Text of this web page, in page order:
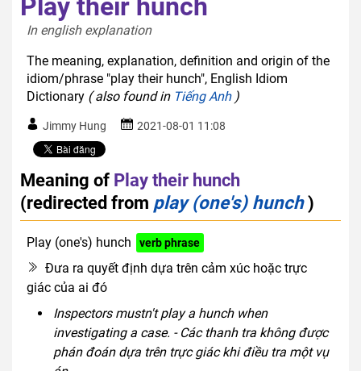
In english explanation
The meaning, explanation, definition and origin of the
idiom/phrase "play their hunch", English Idiom
Dictionary ( also found in Tiếng Anh)
Jimmy Hung 2021-08-01 11:08
Meaning of Play their hunch
(redirected from play (one's) hunch)
Play (one's) hunch verb phrase
Đưa ra quyết định dựa trên cảm xúc hoặc trực
giác của ai đó
Inspectors mustn't play a hunch when
investigating a case. - Các thanh tra không được
phán đoán dựa trên trực giác khi điều tra một vụ